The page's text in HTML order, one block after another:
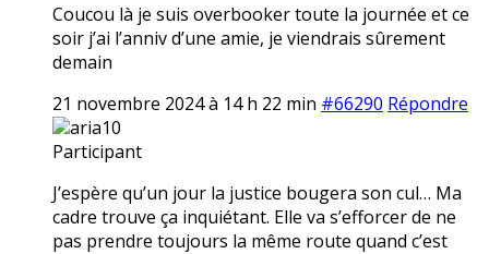
Coucou là je suis overbooker toute la journée et ce
soir j’ai l’anniv d’une amie, je viendrais sûrement
demain
21 novembre 2024 à 14 h 22 min #66290 Répondre
aria10
Participant
J’espère qu’un jour la justice bougera son cul… Ma
cadre trouve ça inquiétant. Elle va s’efforcer de ne
pas prendre toujours la même route quand c’est